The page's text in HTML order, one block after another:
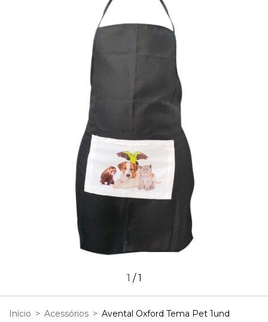
1 /1
Início > Acessórios > Avental Oxford Tema Pet 1und